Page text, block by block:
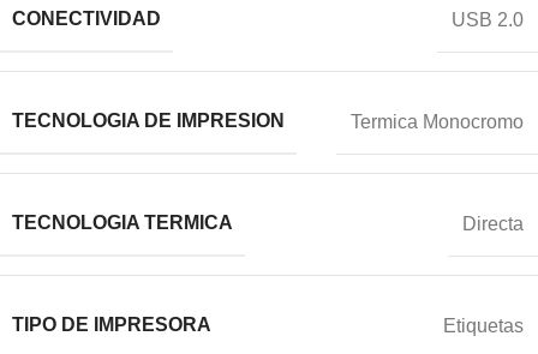
CONECTIVIDAD USB 2.0
TECNOLOGIA DE IMPRESION Termica Monocromo
TECNOLOGIA TERMICA Directa
TIPO DE IMPRESORA Etiquetas